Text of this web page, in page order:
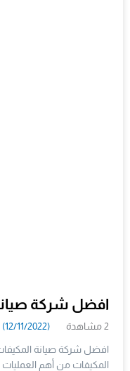
افضل شركة
2 مشاهدة (12/11/2022)
افضل شركة صيانة المكيفات
المكيفات من أهم العمليات